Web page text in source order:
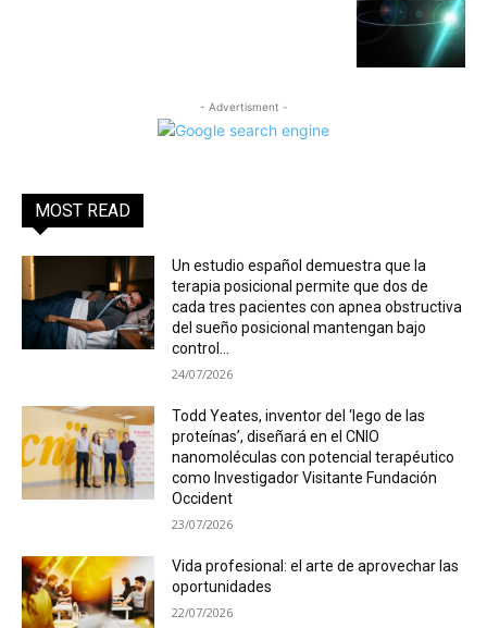
- Advertisment -
MOST READ
Un estudio español demuestra que la
terapia posicional permite que dos de
cada tres pacientes con apnea obstructiva
del sueño posicional mantengan bajo
control...
24/07/2026
Todd Yeates, inventor del ‘lego de las
proteínas’, diseñará en el CNIO
nanomoléculas con potencial terapéutico
como Investigador Visitante Fundación
Occident
23/07/2026
Vida profesional: el arte de aprovechar las
oportunidades
22/07/2026